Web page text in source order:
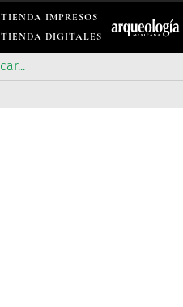
TIENDA IMPRESOS
TIENDA DIGITALES